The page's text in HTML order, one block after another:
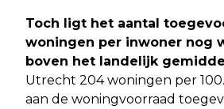
Toch ligt het aantal
woningen per inwoner nog
boven het landelijk
Utrecht 204 woningen per
aan de woningvoorraad